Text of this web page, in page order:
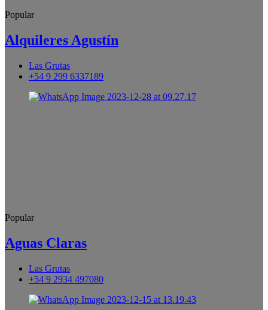
Popular
Alquileres Agustín
Las Grutas
+54 9 299 6337189
Popular
Aguas Claras
Las Grutas
+54 9 2934 497080